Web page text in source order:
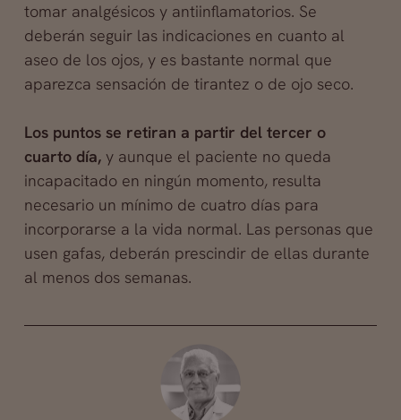
tomar analgésicos y antiinflamatorios. Se
deberán seguir las indicaciones en cuanto al
aseo de los ojos, y es bastante normal que
aparezca sensación de tirantez o de ojo seco.
Los puntos se retiran a partir del tercer o
cuarto día,y aunque el paciente no queda
incapacitado en ningún momento, resulta
necesario un mínimo de cuatro días para
incorporarse a la vida normal. Las personas que
usen gafas, deberán prescindir de ellas durante
al menos dos semanas.